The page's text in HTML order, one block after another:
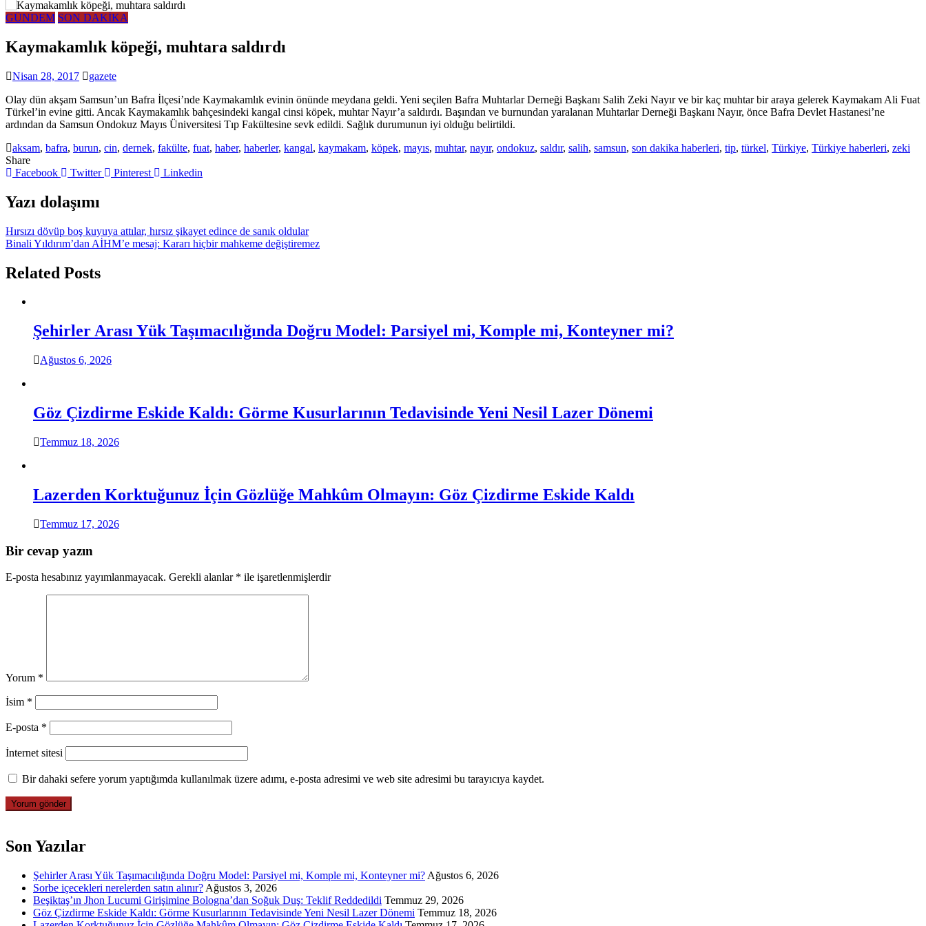
GÜNDEM SON DAKİKA
Kaymakamlık köpeği, muhtara saldırdı
Nisan 28, 2017
gazete
Olay dün akşam Samsun’un Bafra İlçesi’nde Kaymakamlık evinin önünde meydana geldi. Yeni seçilen Bafra Muhtarlar Derneği Başkanı Salih Zeki Nayır ve bir kaç muhtar bir araya gelerek Kaymakam Ali Fuat
Türkel’in evine gitti. Ancak Kaymakamlık bahçesindeki kangal cinsi köpek, muhtar Nayır’a saldırdı. Başından ve burnundan yaralanan Muhtarlar Derneği Başkanı Nayır, önce Bafra Devlet Hastanesi’ne
ardından da Samsun Ondokuz Mayıs Üniversitesi Tıp Fakültesine sevk edildi. Sağlık durumunun iyi olduğu belirtildi.
aksam, bafra, burun, cin, dernek, fakülte, fuat, haber, haberler, kangal, kaymakam, köpek, mayıs, muhtar, nayır, ondokuz, saldır, salih, samsun, son dakika haberleri, tip, türkel, Türkiye, Türkiye haberleri, zeki
Share
Facebook
Twitter Pinterest Linkedin
Yazı dolaşımı
Hırsızı dövüp boş kuyuya attılar, hırsız şikayet edince de sanık oldular
Binali Yıldırım’dan AİHM’e mesaj: Kararı hiçbir mahkeme değiştiremez
Related Posts
Şehirler Arası Yük Taşımacılığında Doğru Model: Parsiyel mi, Komple mi, Konteyner mi?
Ağustos 6, 2026
Göz Çizdirme Eskide Kaldı: Görme Kusurlarının Tedavisinde Yeni Nesil Lazer Dönemi
Temmuz 18, 2026
Lazerden Korktuğunuz İçin Gözlüğe Mahkûm Olmayın: Göz Çizdirme Eskide Kaldı
Temmuz 17, 2026
Bir cevap yazın
E-posta hesabınız yayımlanmayacak. Gerekli alanlar * ile işaretlenmişlerdir
Yorum *
İsim *
E-posta *
İnternet sitesi
Bir dahaki sefere yorum yaptığımda kullanılmak üzere adımı, e-posta adresimi ve web site adresimi bu tarayıcıya kaydet.
Son Yazılar
Şehirler Arası Yük Taşımacılığında Doğru Model: Parsiyel mi, Komple mi, Konteyner mi? Ağustos 6, 2026
Sorbe içecekleri nerelerden satın alınır? Ağustos 3, 2026
Beşiktaş’ın Jhon Lucumi Girişimine Bologna’dan Soğuk Duş: Teklif Reddedildi Temmuz 29, 2026
Göz Çizdirme Eskide Kaldı: Görme Kusurlarının Tedavisinde Yeni Nesil Lazer Dönemi Temmuz 18, 2026